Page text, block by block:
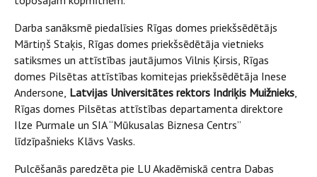
Darba sanāksmē piedalīsies Rīgas domes priekšsēdētājs
Mārtiņš Staķis, Rīgas domes priekšsēdētāja vietnieks
satiksmes un attīstības jautājumos Vilnis Ķirsis, Rīgas
domes Pilsētas attīstības komitejas priekšsēdētāja Inese
Andersone, Latvijas Universitātes rektors Indriķis Muižnieks,
Rīgas domes Pilsētas attīstības departamenta direktore
Ilze Purmale un SIA “Mūkusalas Biznesa Centrs”
līdzīpašnieks Klāvs Vasks.
Pulcēšanās paredzēta pie LU Akadēmiskā centra Dabas